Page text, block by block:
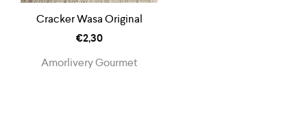
Cracker Wasa Original
€2,30
Amorlivery Gourmet